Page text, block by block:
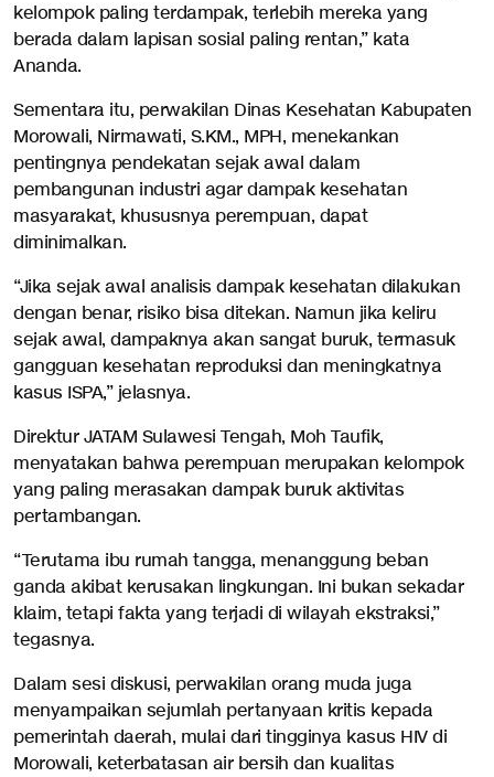
kelompok paling terdampak, terlebih mereka yang
berada dalam lapisan sosial paling rentan,” kata
Ananda.
Sementara itu, perwakilan Dinas Kesehatan Kabupaten
Morowali, Nirmawati, S.KM., MPH, menekankan
pentingnya pendekatan sejak awal dalam
pembangunan industri agar dampak kesehatan
masyarakat, khususnya perempuan, dapat
diminimalkan.
“Jika sejak awal analisis dampak kesehatan dilakukan
dengan benar, risiko bisa ditekan. Namun jika keliru
sejak awal, dampaknya akan sangat buruk, termasuk
gangguan kesehatan reproduksi dan meningkatnya
kasus ISPA,” jelasnya.
Direktur JATAM Sulawesi Tengah, Moh Taufik,
menyatakan bahwa perempuan merupakan kelompok
yang paling merasakan dampak buruk aktivitas
pertambangan.
“Terutama ibu rumah tangga, menanggung beban
ganda akibat kerusakan lingkungan. Ini bukan sekadar
klaim, tetapi fakta yang terjadi di wilayah ekstraksi,”
tegasnya.
Dalam sesi diskusi, perwakilan orang muda juga
menyampaikan sejumlah pertanyaan kritis kepada
pemerintah daerah, mulai dari tingginya kasus HIV di
Morowali, keterbatasan air bersih dan kualitas